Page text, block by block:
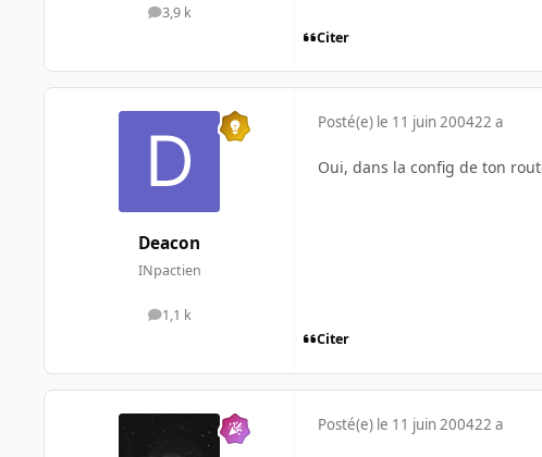
3,9 k
messages
Citer
Deacon
INpactien
1,1 k
messages
Posté(e) le 11 juin 200422 a
Oui, dans la config de ton
Citer
Posté(e) le 11 juin 200422 a